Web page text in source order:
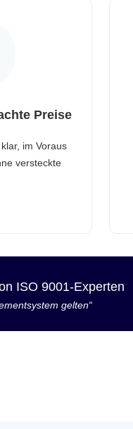
Preise
im Voraus
versteckte
ISO 9001-Experten
gelten“